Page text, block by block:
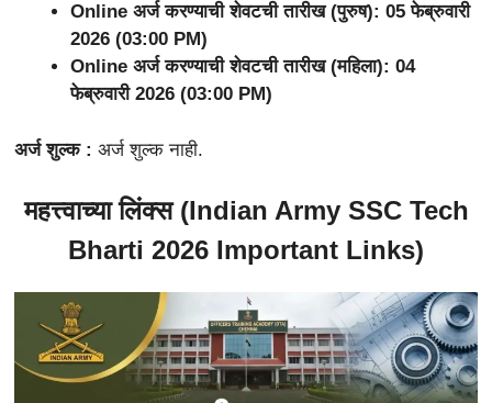
Online अर्ज करण्याची शेवटची तारीख (पुरुष): 05 फेब्रुवारी
2026 (03:00 PM)
Online अर्ज करण्याची शेवटची तारीख (महिला): 04
फेब्रुवारी 2026 (03:00 PM)
अर्ज शुल्क : अर्ज शुल्क नाही.
महत्त्वाच्या लिंक्स (Indian Army SSC Tech
Bharti 2026 Important Links)